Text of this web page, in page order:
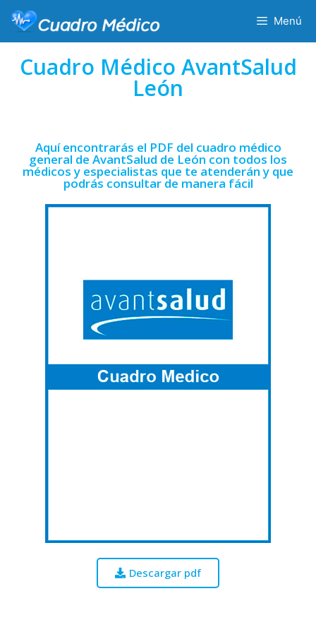
Menú
Cuadro Médico AvantSalud
León
Aquí encontrarás el PDF del cuadro médico
general de AvantSalud de León con todos los
médicos y especialistas que te atenderán y que
podrás consultar de manera fácil
Descargar pdf